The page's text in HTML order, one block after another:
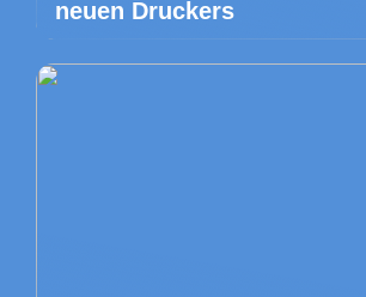
neuen Druckers